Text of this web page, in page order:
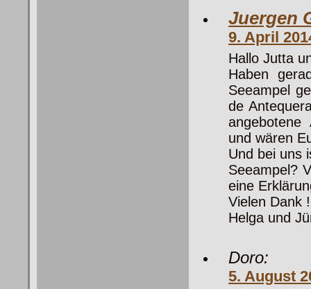
Juergen
9. April
Hallo Jutta
Haben
Seeampel
de
angebotene
und wären
Und bei uns
Seeampel?
eine
Vielen Dank !
Helga und
Doro:
5. August